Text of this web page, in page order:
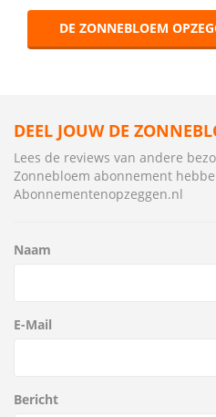
DE ZONNEBLOEM
DEEL JOUW DE
Lees de reviews van andere
Zonnebloem abonnement
Abonnementenopzeggen.nl
Naam
E-Mail
Bericht